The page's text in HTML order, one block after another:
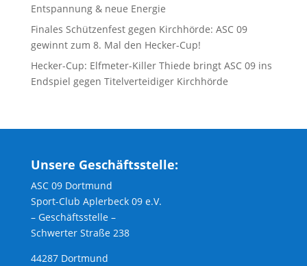
Entspannung & neue Energie
Finales Schützenfest gegen Kirchhörde: ASC 09
gewinnt zum 8. Mal den Hecker-Cup!
Hecker-Cup: Elfmeter-Killer Thiede bringt ASC 09 ins
Endspiel gegen Titelverteidiger Kirchhörde
Unsere Geschäftsstelle:
ASC 09 Dortmund
Sport-Club Aplerbeck 09 e.V.
– Geschäftsstelle –
Schwerter Straße 238
44287 Dortmund